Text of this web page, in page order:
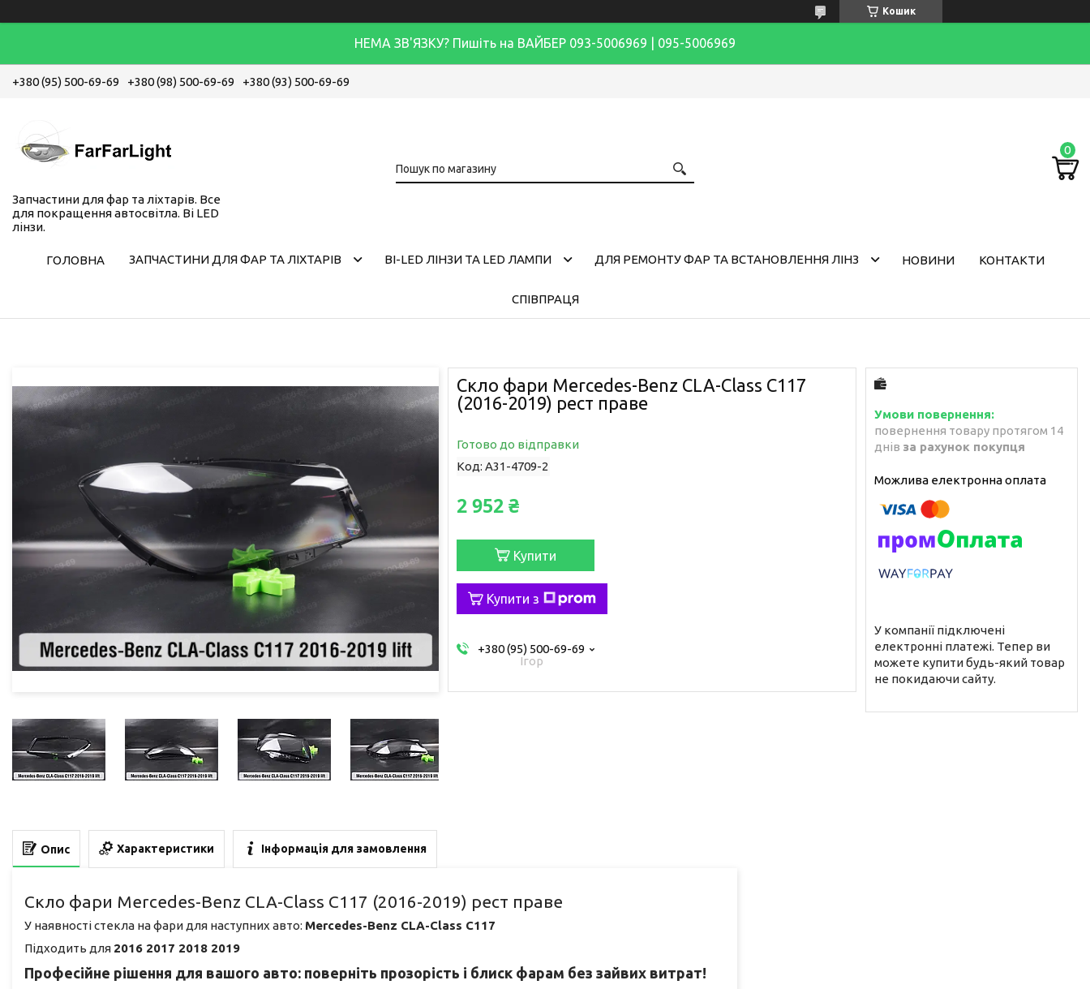
Кошик
НЕМА ЗВ'ЯЗКУ? Пишіть на ВАЙБЕР 093-5006969 | 095-5006969
+380 (95) 500-69-69 +380 (98) 500-69-69 +380 (93) 500-69-69
Запчастини для фар та ліхтарів. Все
для покращення автосвітла. Bi LED
лінзи.
ГОЛОВНА ЗАПЧАСТИНИ ДЛЯ ФАР ТА ЛІХТАРІВ BI-LED ЛІНЗИ ТА LED ЛАМПИ ДЛЯ РЕМОНТУ ФАР ТА ВСТАНОВЛЕННЯ ЛІНЗ НОВИНИ КОНТАКТИ
СПІВПРАЦЯ
Скло фари Mercedes-Benz CLA-Class C117
(2016-2019) рест праве
Готово до відправки
Код: A31-4709-2
2 952 ₴
Купити
Купити з
+380 (95) 500-69-69
Ігор
повернення товару протягом 14
днів за рахунок покупця
У компанії підключені
електронні платежі. Тепер ви
можете купити будь-який товар
не покидаючи сайту.
Опис Характеристики Інформація для замовлення
Скло фари Mercedes-Benz CLA-Class C117 (2016-2019) рест праве
У наявності стекла на фари для наступних авто: Mercedes-Benz CLA-Class C117
Підходить для 2016 2017 2018 2019
Професійне рішення для вашого авто: поверніть прозорість і блиск фарам без зайвих витрат!